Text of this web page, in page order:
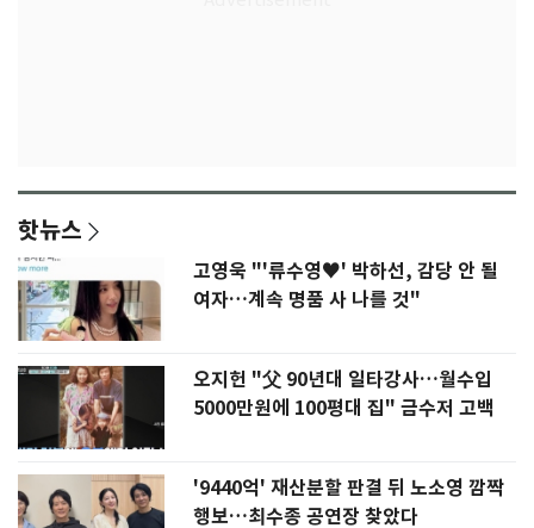
핫뉴스
고영욱 "'류수영♥' 박하선, 감당 안 될
여자…계속 명품 사 나를 것"
오지헌 "父 90년대 일타강사…월수입
5000만원에 100평대 집" 금수저 고백
'9440억' 재산분할 판결 뒤 노소영 깜짝
행보…최수종 공연장 찾았다